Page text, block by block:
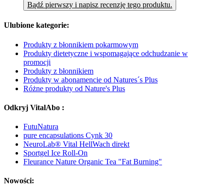
Bądź pierwszy i napisz recenzję tego produktu.
Ulubione kategorie:
Produkty z błonnikiem pokarmowym
Produkty dietetyczne i wspomagające odchudzanie w
promocji
Produkty z błonnikiem
Produkty w abonamencie od Natures´s Plus
Różne produkty od Nature's Plus
Odkryj VitalAbo :
FutuNatura
pure encapsulations Cynk 30
NeuroLab® Vital HellWach direkt
Sportgel Ice Roll-On
Fleurance Nature Organic Tea "Fat Burning"
Nowości: